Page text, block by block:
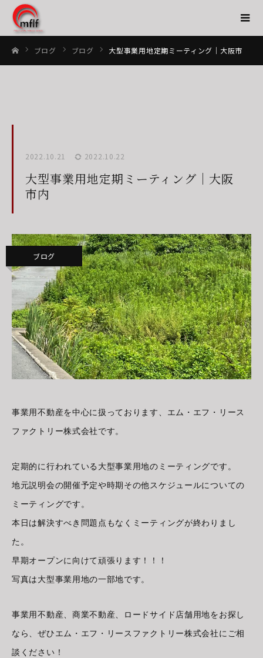
ブログ ブログ 大型事業用地定期ミーティング｜大阪市内
2022.10.21 2022.10.22
大型事業用地定期ミーティング｜大阪
市内
ブログ
事業用不動産を中心に扱っております、エム・エフ・リース
ファクトリー株式会社です。
定期的に行われている大型事業用地のミーティングです。
地元説明会の開催予定や時期その他スケジュールについての
ミーティングです。
本日は解決すべき問題点もなくミーティングが終わりまし
た。
早期オープンに向けて頑張ります！！！
写真は大型事業用地の一部地です。
事業用不動産、商業不動産、ロードサイド店舗用地をお探し
なら、ぜひエム・エフ・リースファクトリー株式会社にご相
談ください！